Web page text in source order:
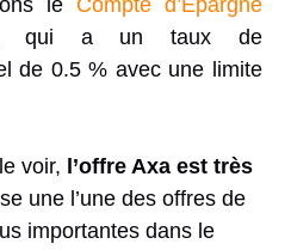
le Compte d’Epargne
qui a un taux de
de 0.5 % avec une limite
voir, l’offre Axa est très
une l’une des offres de
importantes dans le